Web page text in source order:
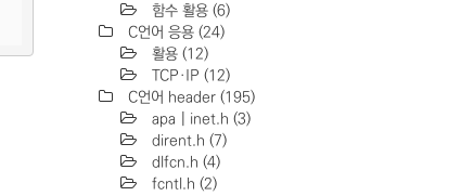
함수 활용 (6)
C언어 응용 (24)
활용 (12)
TCP·IP (12)
C언어 header (195)
apa | inet.h (3)
dirent.h (7)
dlfcn.h (4)
fcntl.h (2)